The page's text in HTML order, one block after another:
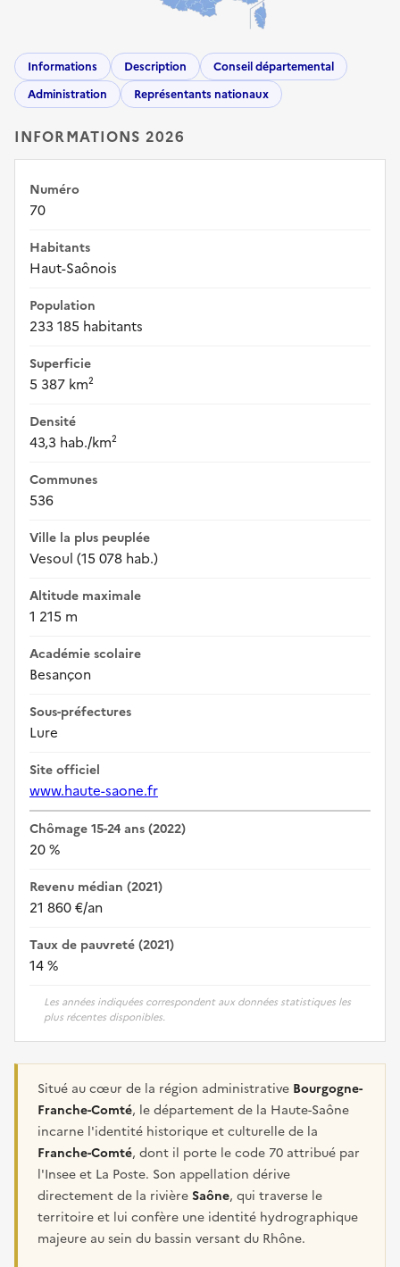
Informations Description
Conseil départemental
Administration
Représentants nationaux
INFORMATIONS 2026
Numéro
70
Habitants
Haut-Saônois
Population
233 185 habitants
Superficie
5 387 km²
Densité
43,3 hab./km²
Communes
536
Ville la plus peuplée
Vesoul (15 078 hab.)
Altitude maximale
1 215 m
Académie scolaire
Besançon
Sous-préfectures
Lure
Site officiel
www.haute-saone.fr
Chômage 15-24 ans (2022)
20 %
Revenu médian (2021)
21 860 €/an
Taux de pauvreté (2021)
14 %
Les années indiquées correspondent aux données statistiques les
plus récentes disponibles.
Situé au cœur de la région administrative Bourgogne-
Franche-Comté, le département de la Haute-Saône
incarne l'identité historique et culturelle de la
Franche-Comté, dont il porte le code 70 attribué par
l'Insee et La Poste. Son appellation dérive
directement de la rivièreSaône, qui traverse le
territoire et lui confère une identité hydrographique
majeure au sein du bassin versant du Rhône.